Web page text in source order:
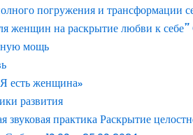
погружения и трансформации
женщин на раскрытие любви к
мощь
есть женщина»
развития
звуковая практика Раскрытие